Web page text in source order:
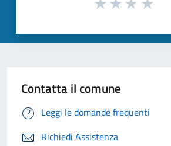
Contatta il comune
Leggi le domande frequenti
Richiedi Assistenza